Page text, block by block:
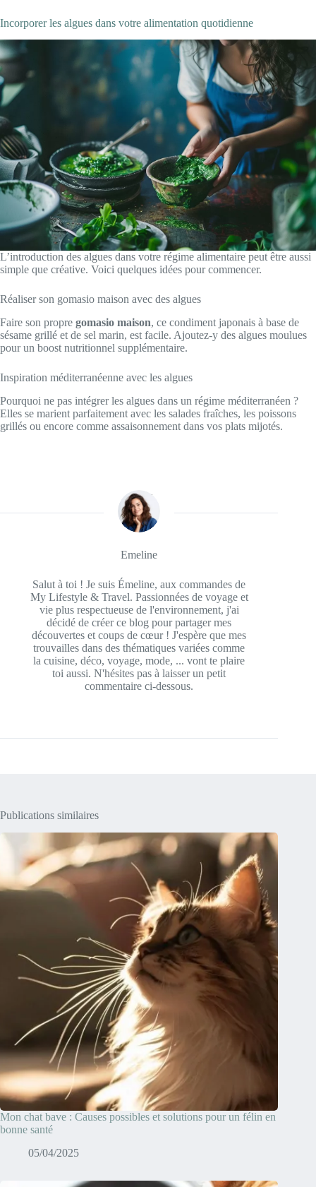
Incorporer les algues dans votre alimentation quotidienne
L’introduction des algues dans votre régime alimentaire peut être aussi
simple que créative. Voici quelques idées pour commencer.
Réaliser son gomasio maison avec des algues
Faire son propre gomasio maison, ce condiment japonais à base de
sésame grillé et de sel marin, est facile. Ajoutez-y des algues moulues
pour un boost nutritionnel supplémentaire.
Inspiration méditerranéenne avec les algues
Pourquoi ne pas intégrer les algues dans un régime méditerranéen ?
Elles se marient parfaitement avec les salades fraîches, les poissons
grillés ou encore comme assaisonnement dans vos plats mijotés.
Emeline
Salut à toi ! Je suis Émeline, aux commandes de
My Lifestyle & Travel. Passionnées de voyage et
vie plus respectueuse de l'environnement, j'ai
décidé de créer ce blog pour partager mes
découvertes et coups de cœur ! J'espère que mes
trouvailles dans des thématiques variées comme
la cuisine, déco, voyage, mode, ... vont te plaire
toi aussi. N'hésites pas à laisser un petit
commentaire ci-dessous.
Publications similaires
Mon chat bave : Causes possibles et solutions pour un félin en
bonne santé
05/04/2025